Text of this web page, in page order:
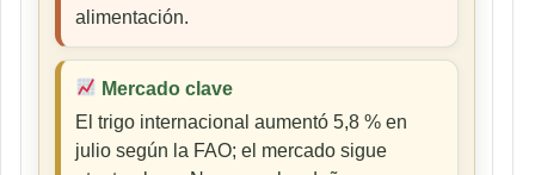
alimentación.
Mercado clave
El trigo internacional aumentó 5,8 % en
julio según la FAO; el mercado sigue